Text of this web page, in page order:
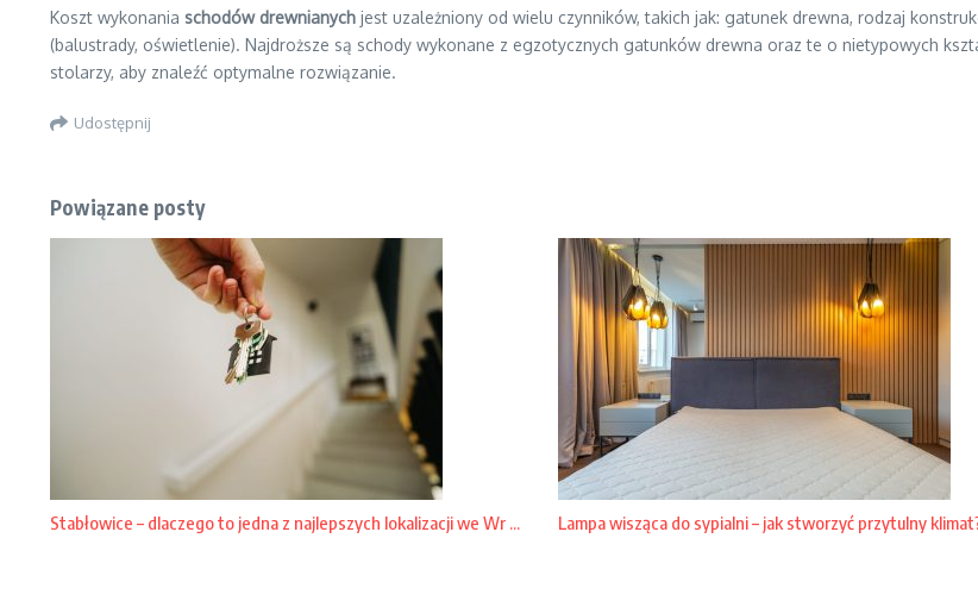
Koszt wykonania schodów drewnianych jest uzależniony od wielu czynników, takich jak: gatunek drewna, rodzaj
(balustrady, oświetlenie). Najdroższe są schody wykonane z egzotycznych gatunków drewna oraz te o nietypowych
stolarzy, aby znaleźć optymalne rozwiązanie.
Udostępnij
Powiązane posty
Stabłowice – dlaczego to jedna z najlepszych lokalizacji we Wr ... Lampa wisząca do sypialni – jak stworzyć przytulny